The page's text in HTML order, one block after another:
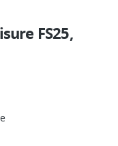
FS25,